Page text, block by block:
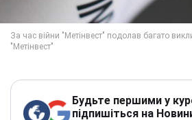
Будьте першими у
підпишіться на